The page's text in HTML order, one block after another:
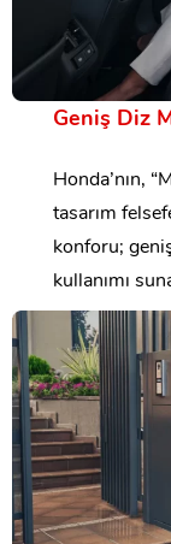
Geniş Diz
Honda’nın,
tasarım
konforu;
kullanımı